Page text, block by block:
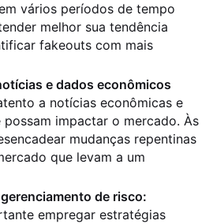
vários períodos de tempo
melhor sua tendência
fakeouts com mais
e dados econômicos
a notícias econômicas e
impactar o mercado. Às
mudanças repentinas
que levam a um
de risco:
empregar estratégias